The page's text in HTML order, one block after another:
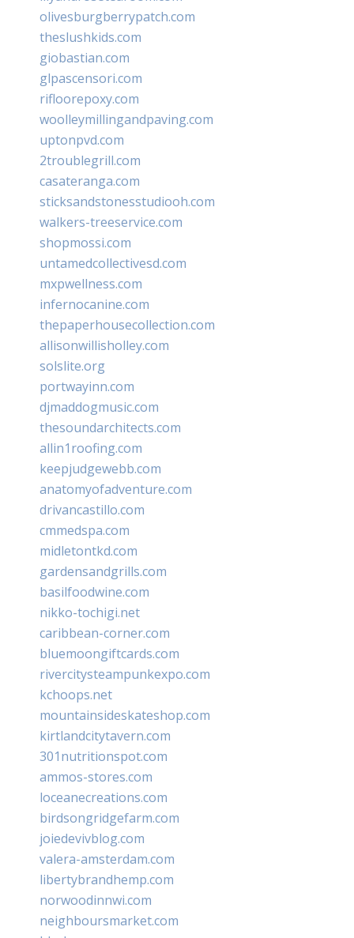
olivesburgberrypatch.com
theslushkids.com
giobastian.com
glpascensori.com
rifloorepoxy.com
woolleymillingandpaving.com
uptonpvd.com
2troublegrill.com
casateranga.com
sticksandstonesstudiooh.com
walkers-treeservice.com
shopmossi.com
untamedcollectivesd.com
mxpwellness.com
infernocanine.com
thepaperhousecollection.com
allisonwillisholley.com
solslite.org
portwayinn.com
djmaddogmusic.com
thesoundarchitects.com
allin1roofing.com
keepjudgewebb.com
anatomyofadventure.com
drivancastillo.com
cmmedspa.com
midletontkd.com
gardensandgrills.com
basilfoodwine.com
nikko-tochigi.net
caribbean-corner.com
bluemoongiftcards.com
rivercitysteampunkexpo.com
kchoops.net
mountainsideskateshop.com
kirtlandcitytavern.com
301nutritionspot.com
ammos-stores.com
loceanecreations.com
birdsongridgefarm.com
joiedevivblog.com
valera-amsterdam.com
libertybrandhemp.com
norwoodinnwi.com
neighboursmarket.com